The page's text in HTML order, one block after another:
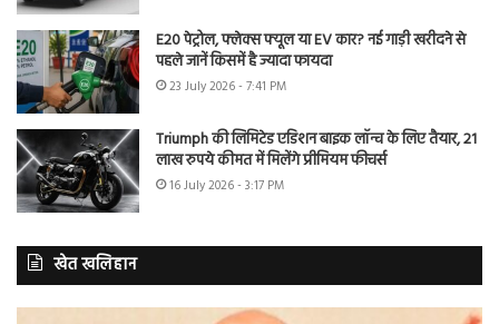
E20 पेट्रोल, फ्लेक्स फ्यूल या EV कार? नई गाड़ी खरीदने से
पहले जानें किसमें है ज्यादा फायदा
23 July 2026 - 7:41 PM
Triumph की लिमिटेड एडिशन बाइक लॉन्च के लिए तैयार, 21
लाख रुपये कीमत में मिलेंगे प्रीमियम फीचर्स
16 July 2026 - 3:17 PM
खेत खलिहान